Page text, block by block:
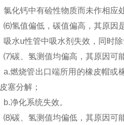
氯化钙中有硷性物质而未作相应
⑹氢值偏低，碳值偏高，其原因
吸水u性管中吸水剂失效，同时
⑺碳、氢测值均偏高，其原因可
a.燃烧管出口端所用的橡皮帽或
皮塞分解；
b.净化系统失效。
⑻碳、氢测值均偏低，其原因可